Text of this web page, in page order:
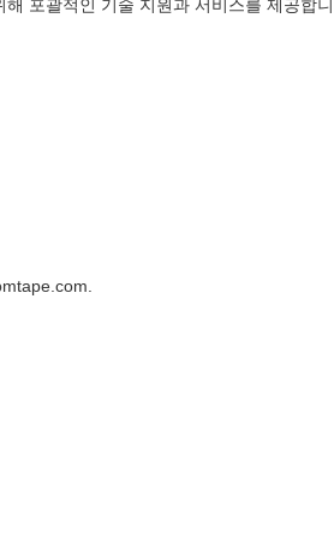
포괄적인 기술 지원과 서비스를 제공합